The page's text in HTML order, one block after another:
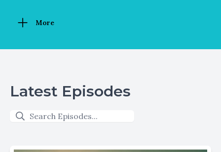
More
Latest Episodes